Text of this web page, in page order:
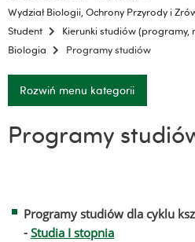
Wydział Biologii, Ochrony Przyrody i
Student
Kierunki studiów (programy,
Biologia
Programy studiów
Rozwiń menu kategorii
Programy
Programy studiów dla cyklu
- Studia I stopnia